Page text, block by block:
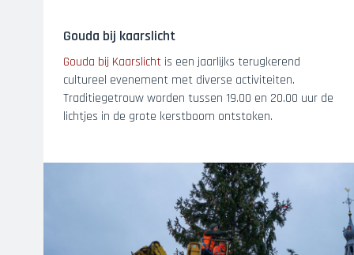
Gouda bij kaarslicht
Gouda bij Kaarslicht is een jaarlijks terugkerend
cultureel evenement met diverse activiteiten.
Traditiegetrouw worden tussen 19.00 en 20.00 uur de
lichtjes in de grote kerstboom ontstoken.